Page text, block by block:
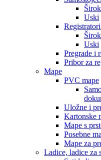
Uski
Uski
Pregrade i
Pribor za
Mape
PVC mape
Uložne i
Kartonske
Mape s
Posebne
Mape za
Ladice, ladice za